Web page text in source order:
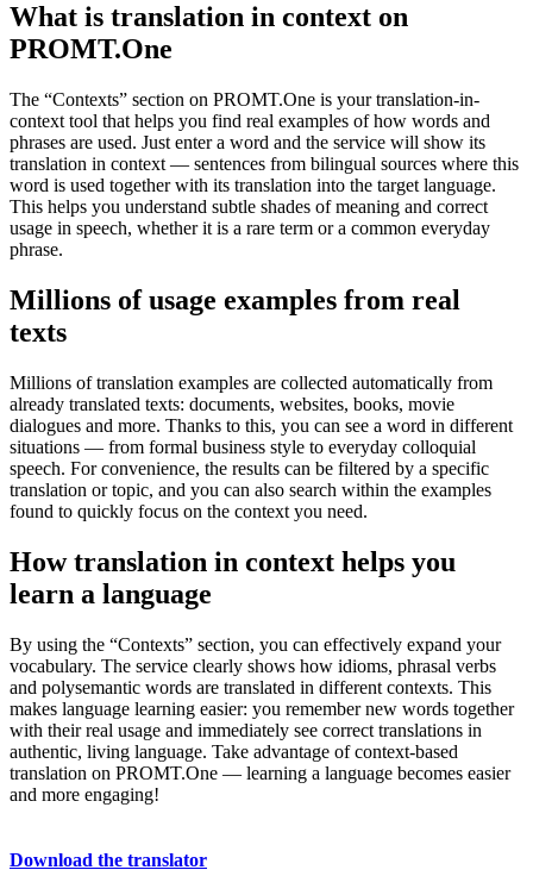
What is translation in context on
PROMT.One
The “Contexts” section on PROMT.One is your translation-in-
context tool that helps you find real examples of how words and
phrases are used. Just enter a word and the service will show its
translation in context — sentences from bilingual sources where this
word is used together with its translation into the target language.
This helps you understand subtle shades of meaning and correct
usage in speech, whether it is a rare term or a common everyday
phrase.
Millions of usage examples from real
texts
Millions of translation examples are collected automatically from
already translated texts: documents, websites, books, movie
dialogues and more. Thanks to this, you can see a word in different
situations — from formal business style to everyday colloquial
speech. For convenience, the results can be filtered by a specific
translation or topic, and you can also search within the examples
found to quickly focus on the context you need.
How translation in context helps you
learn a language
By using the “Contexts” section, you can effectively expand your
vocabulary. The service clearly shows how idioms, phrasal verbs
and polysemantic words are translated in different contexts. This
makes language learning easier: you remember new words together
with their real usage and immediately see correct translations in
authentic, living language. Take advantage of context-based
translation on PROMT.One — learning a language becomes easier
and more engaging!
Download the translator